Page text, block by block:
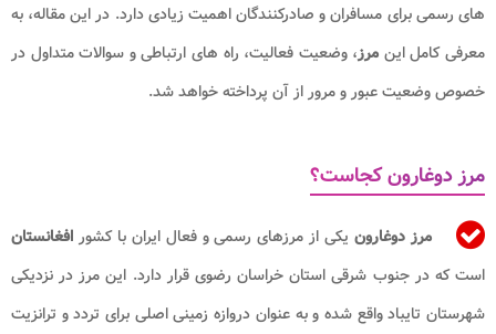
های رسمی برای مسافران و صادرکنندگان اهمیت زیادی دارد. در این مقاله، به
معرفی کامل این مرز، وضعیت فعالیت، راه های ارتباطی و سوالات متداول در
خصوص وضعیت عبور و مرور از آن پرداخته خواهد شد.
مرز دوغارون کجاست؟
مرز دوغارونیکی از مرزهای رسمی و فعال ایران با کشور افغانستان
است که در جنوب شرقی استان خراسان رضوی قرار دارد. این مرز در نزدیکی
شهرستان تایباد واقع شده و به عنوان دروازه زمینی اصلی برای تردد و ترانزیت